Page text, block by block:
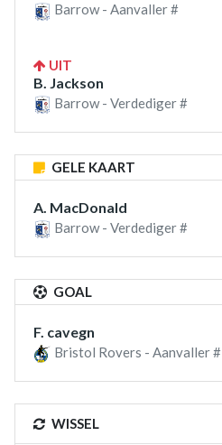
Barrow - Aanvaller #
UIT
B. Jackson
Barrow - Verdediger #
GELE KAART
A. MacDonald
Barrow - Verdediger #
GOAL
F. cavegn
Bristol Rovers - Aanvaller #
WISSEL